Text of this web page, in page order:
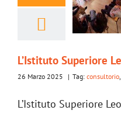
L’Istituto Superiore
26 Marzo 2025 | Tag: consultorio
L’Istituto Superiore